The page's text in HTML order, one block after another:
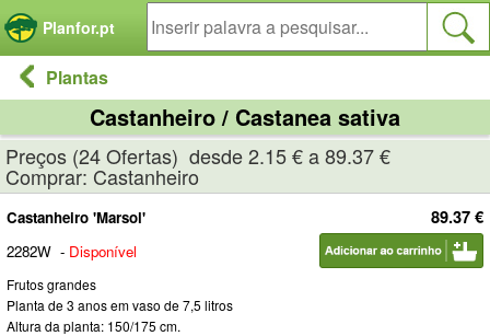
Planfor.pt
Plantas
Castanheiro / Castanea sativa
Preços (24 Ofertas) desde 2.15 € a 89.37 €
Comprar: Castanheiro
89.37 €
Castanheiro 'Marsol'
2282W - Disponível
Frutos grandes
Planta de 3 anos em vaso de 7,5 litros
Altura da planta: 150/175 cm.
Painel de Gerenciamento de Cookies